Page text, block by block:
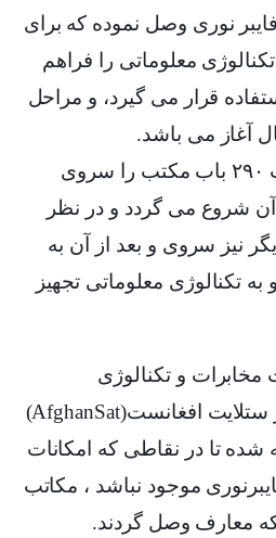
فایبر نوری وصل نموده که برای
معلوماتی را فراهم
قرار می گیرد، و مراحل
آغاز می باشد.
۲۹۰ باب مکتب را سروی
شروع می گردد و در نظر
نیز سروی و بعد از آن به
تکنالوژی معلوماتی تجهیز
مخابرات و تکنالوژی
ستلایت افغانست(AfghanSat)
شده تا در نقاطی که امکانات
موجود نباشد ، مکاتب
معارف وصل گردند.